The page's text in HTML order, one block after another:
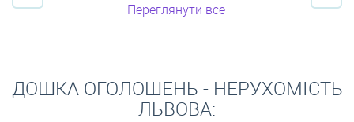
Переглянути все
ДОШКА ОГОЛОШЕНЬ - НЕРУХОМІСТЬ
ЛЬВОВА: